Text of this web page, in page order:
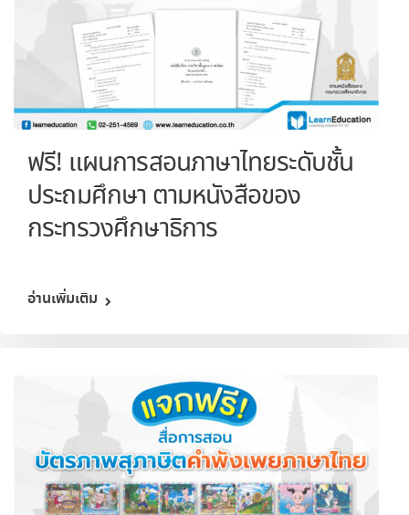
ฟรี! แผนการสอนภาษาไทยระดับชั้น
ประถมศึกษา ตามหนังสือของ
กระทรวงศึกษาธิการ
อ่านเพิ่มเติม